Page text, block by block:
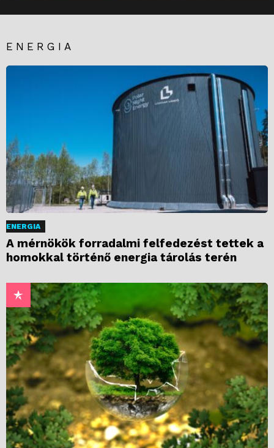
ENERGIA
ENERGIA
A mérnökök forradalmi felfedezést tettek a
homokkal történő energia tárolás terén